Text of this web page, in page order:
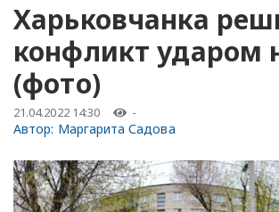
Харьковчанка
конфликт ударом
(фото)
21.04.2022 14:30 -
Автор: Маргарита Садова